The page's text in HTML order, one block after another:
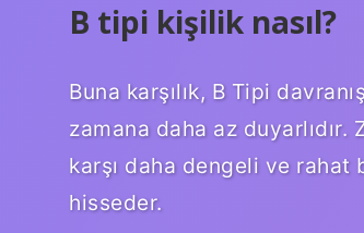
B tipi kişilik nasıl?
Buna karşılık, B Tipi
zamana daha az
karşı daha dengeli ve rahat
hisseder.